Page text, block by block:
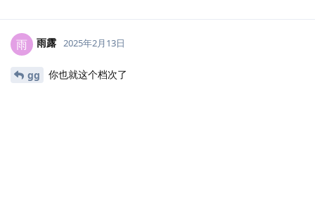
雨 雨露 2025年2月13日
gg 你也就这个档次了